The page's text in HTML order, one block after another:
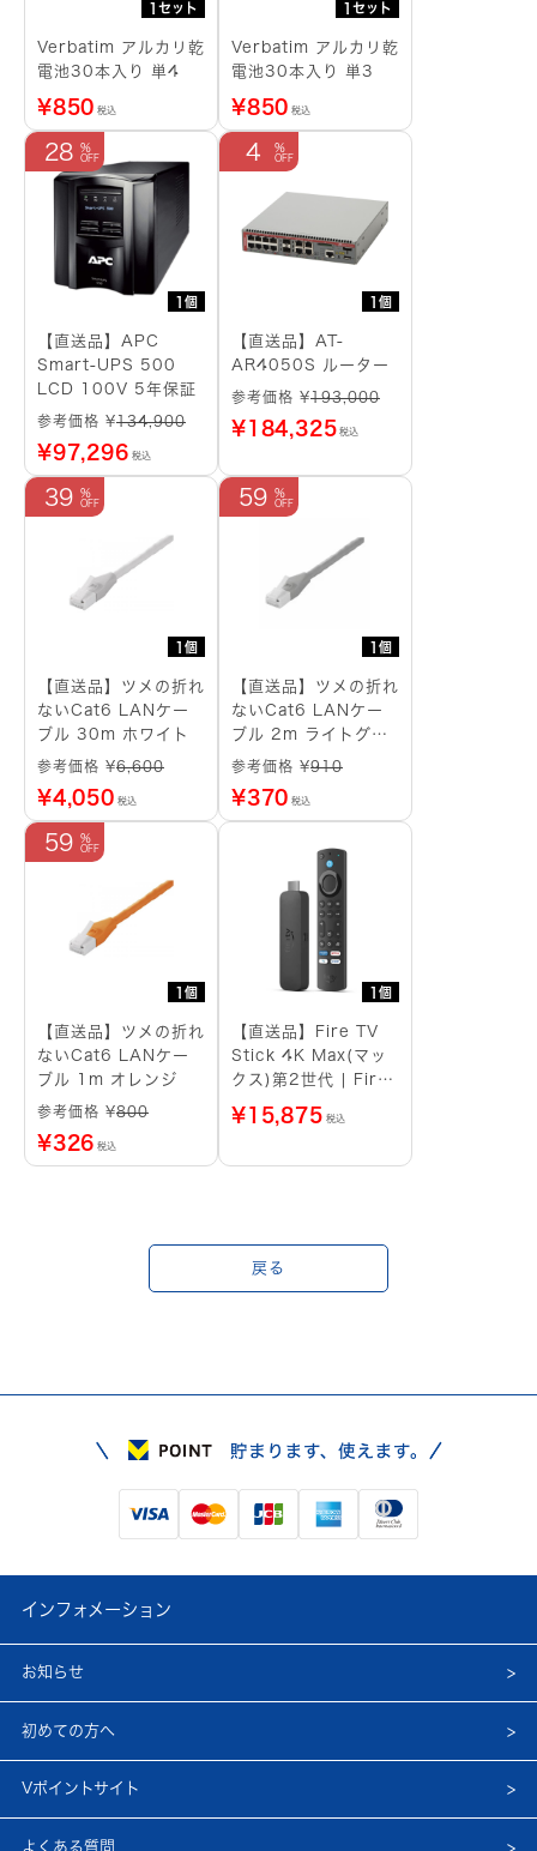
1セット
Verbatim アルカリ乾
電池30本入り 単4
¥850 税込
1セット
Verbatim アルカリ乾
電池30本入り 単3
¥850 税込
1個
28
【直送品】APC
Smart-UPS 500
LCD 100V 5年保証
参考価格 ¥134,900
¥97,296 税込
1個
4
【直送品】AT-
AR4050S ルーター
参考価格 ¥193,000
¥184,325 税込
1個
39
【直送品】ツメの折れ
ないCat6 LANケー
ブル 30m ホワイト
参考価格 ¥6,600
¥4,050 税込
1個
59
【直送品】ツメの折れ
ないCat6 LANケー
ブル 2m ライトグレ
ー
参考価格 ¥910
¥370 税込
1個
59
【直送品】ツメの折れ
ないCat6 LANケー
ブル 1m オレンジ
参考価格 ¥800
¥326 税込
1個
【直送品】Fire TV
Stick 4K Max(マッ
クス)第2世代 | Fire
TV Stick史上最もパ
ワフル | ストリーミ
¥15,875 税込
戻る
インフォメーション
お知らせ
初めての方へ
Vポイントサイト
よくある質問